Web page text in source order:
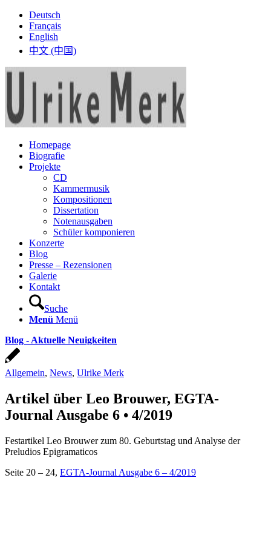
Deutsch
Français
English
中文 (中国)
Homepage
Biografie
Projekte
CD
Kammermusik
Kompositionen
Dissertation
Notenausgaben
Schüler komponieren
Konzerte
Blog
Presse – Rezensionen
Galerie
Kontakt
Suche
Menü Menü
Blog - Aktuelle Neuigkeiten
Allgemein, News, Ulrike Merk
Artikel über Leo Brouwer, EGTA-
Journal Ausgabe 6 • 4/2019
Festartikel Leo Brouwer zum 80. Geburtstag und Analyse der
Preludios Epigramaticos
Seite 20 – 24, EGTA-Journal Ausgabe 6 – 4/2019